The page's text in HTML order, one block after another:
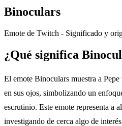
Binoculars
Emote de Twitch - Significado y
¿Qué significa
El emote Binoculars muestra a
en sus ojos, simbolizando un
escrutinio. Este emote representa a
investigando de cerca algo de